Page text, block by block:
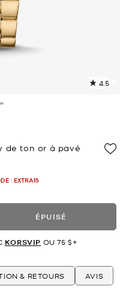
4.5
de ton or à pavé
: EXTRA15
ÉPUISÉ
KORSVIP OU 75 $+
& RETOURS AVIS